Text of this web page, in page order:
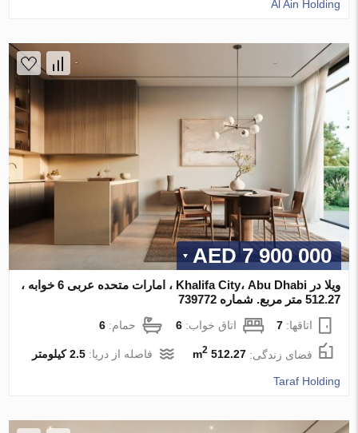
Al Ain Holding
7 900 000 AED
ویلا در Khalifa City، Abu Dhabi ، امارات متحده عربی 6 خوابه ،
512.27 متر مربع. شماره 739772
اتاقها:7 اتاق خواب:6 حمام:6
فضای زندگی:512.27 m
2 فاصله از دریا:2.5 کیلومتر
Taraf Holding